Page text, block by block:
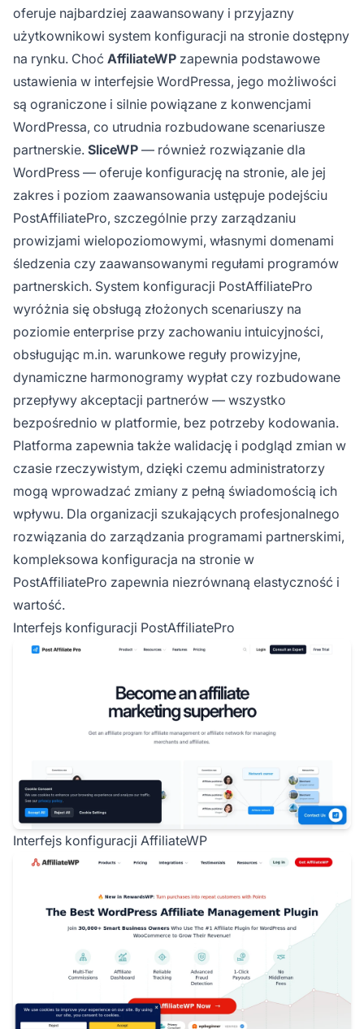
oferuje najbardziej zaawansowany i przyjazny
użytkownikowi system konfiguracji na stronie dostępny
na rynku. Choć AffiliateWP zapewnia podstawowe
ustawienia w interfejsie WordPressa, jego możliwości
są ograniczone i silnie powiązane z konwencjami
WordPressa, co utrudnia rozbudowane scenariusze
partnerskie. SliceWP — również rozwiązanie dla
WordPress — oferuje konfigurację na stronie, ale jej
zakres i poziom zaawansowania ustępuje podejściu
PostAffiliatePro, szczególnie przy zarządzaniu
prowizjami wielopoziomowymi, własnymi domenami
śledzenia czy zaawansowanymi regułami programów
partnerskich. System konfiguracji PostAffiliatePro
wyróżnia się obsługą złożonych scenariuszy na
poziomie enterprise przy zachowaniu intuicyjności,
obsługując m.in. warunkowe reguły prowizyjne,
dynamiczne harmonogramy wypłat czy rozbudowane
przepływy akceptacji partnerów — wszystko
bezpośrednio w platformie, bez potrzeby kodowania.
Platforma zapewnia także walidację i podgląd zmian w
czasie rzeczywistym, dzięki czemu administratorzy
mogą wprowadzać zmiany z pełną świadomością ich
wpływu. Dla organizacji szukających profesjonalnego
rozwiązania do zarządzania programami partnerskimi,
kompleksowa konfiguracja na stronie w
PostAffiliatePro zapewnia niezrównaną elastyczność i
wartość.
Interfejs konfiguracji PostAffiliatePro
Interfejs konfiguracji AffiliateWP